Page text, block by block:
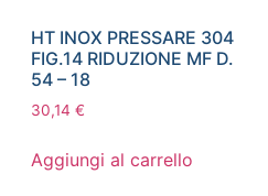
HT INOX PRESSARE 304
FIG.14 RIDUZIONE MF D.
54 – 18
30,14 €
Aggiungi al carrello